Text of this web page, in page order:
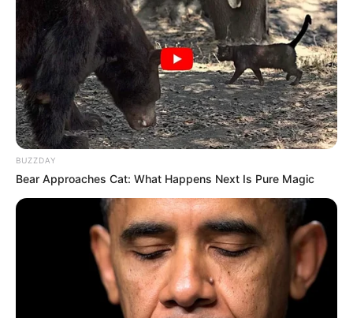
BUZZDAY
Bear Approaches Cat: What Happens Next Is Pure Magic